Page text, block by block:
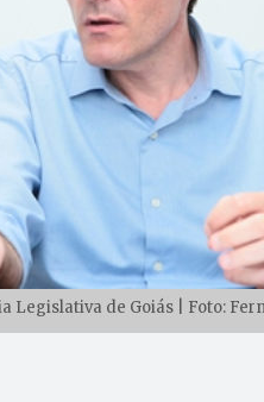
Legislativa de Goiás | Foto: